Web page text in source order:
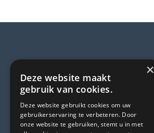
LOCATIE
8431 WE Oosterwolde
×
Deze website maakt
gebruik van cookies.
Deze website gebruikt cookies om uw
gebruikerservaring te verbeteren. Door
onze website te gebruiken, stemt u in met